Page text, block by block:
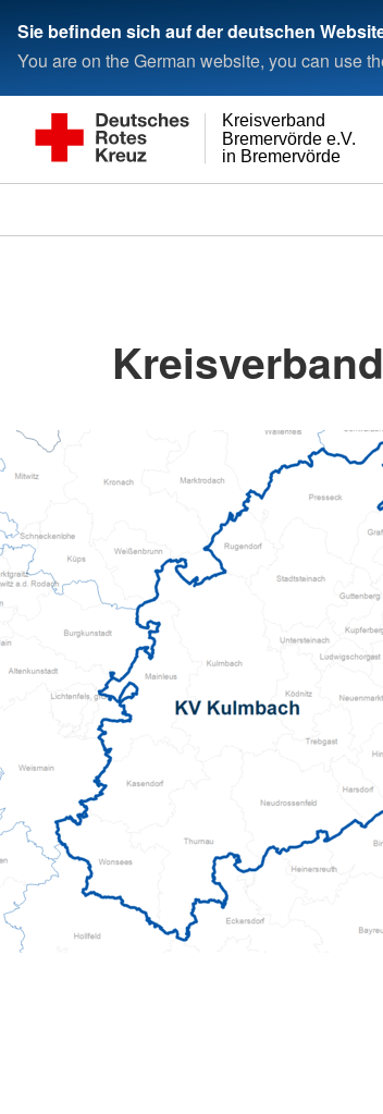
Sie befinden sich auf der deutschen
You are on the German website, you can use
in Bremervörde
Bremervörde e.V.
Kreisverband